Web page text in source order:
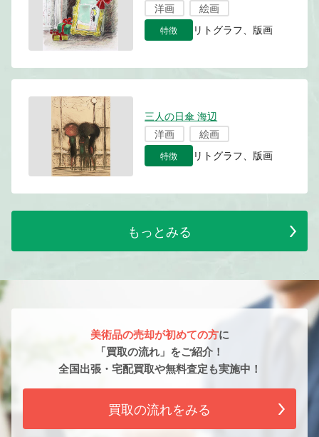
洋画
絵画
特徴 リトグラフ、版画
三人の日傘 海辺
洋画
絵画
特徴 リトグラフ、版画
もっとみる
美術品の売却が初めての方に
「買取の流れ」をご紹介！
全国出張・宅配買取や無料査定も実施中！
買取の流れをみる